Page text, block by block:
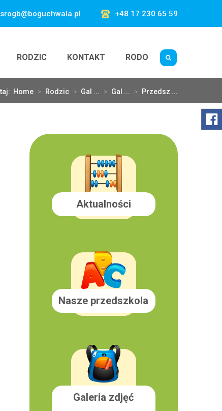
srogb@boguchwala.pl +48 17 230 65 59
RODZIC KONTAKT RODO
Home > Rodzic > Gal ... > Gal ... > Przedsz ...
Aktualności
Nasze przedszkola
Galeria zdjęć